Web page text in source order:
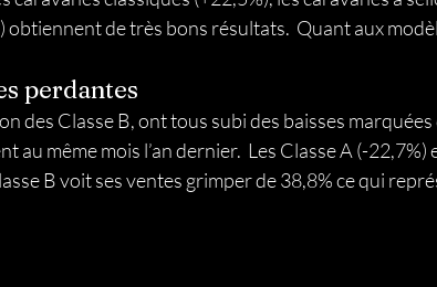
Haltes-VR Gratuites
de très bons résultats.  Quant aux
perdantes
des Classe B, ont tous subi des baisses
au même mois l’an dernier.  Les Classe A (-22,7%)
B voit ses ventes grimper de 38,8% ce qui